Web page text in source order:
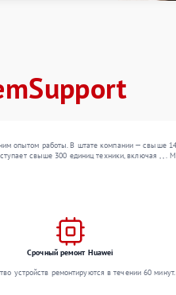
опытом работы. В штате компании — свыше
свыше 300 единиц техники, включая , ,
Срочный ремонт Huawei
устройств ремонтируются в течении 60 минут.